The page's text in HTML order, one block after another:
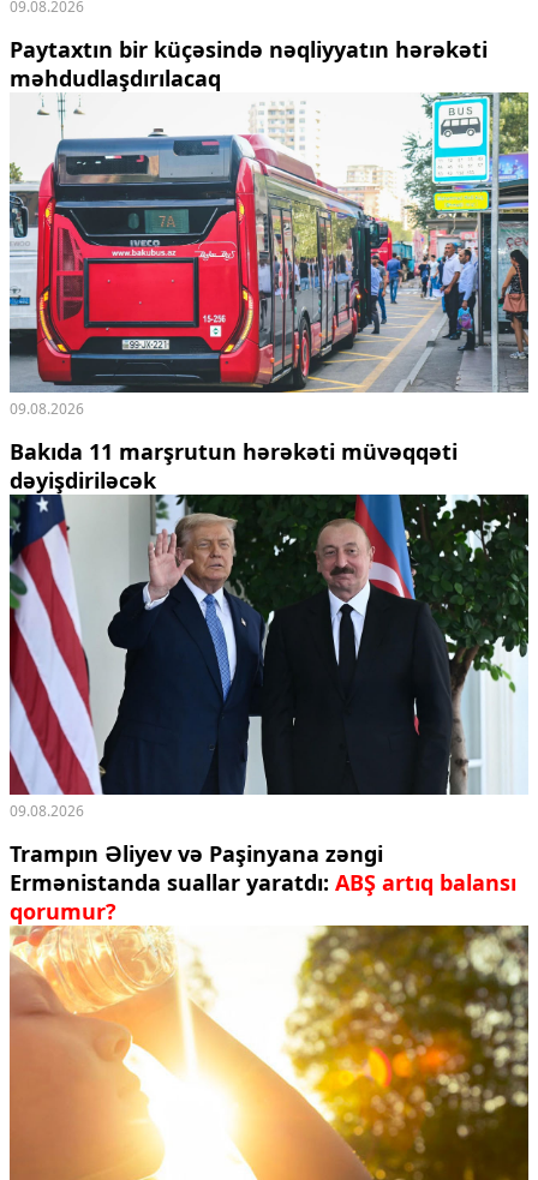
09.08.2026
Paytaxtın bir küçəsində nəqliyyatın hərəkəti
məhdudlaşdırılacaq
09.08.2026
Bakıda 11 marşrutun hərəkəti müvəqqəti
dəyişdiriləcək
09.08.2026
Trampın Əliyev və Paşinyana zəngi
Ermənistanda suallar yaratdı: ABŞ artıq balansı
qorumur?